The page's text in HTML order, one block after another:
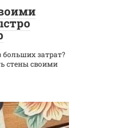
больших затрат?
стены своими